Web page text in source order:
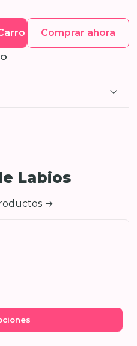
Comprar ahora
Labios